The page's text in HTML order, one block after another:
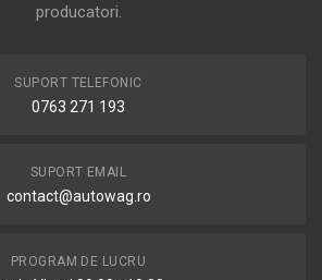
producatori.
SUPORT TELEFONIC
0763 271 193
SUPORT EMAIL
contact@autowag.ro
PROGRAM DE LUCRU